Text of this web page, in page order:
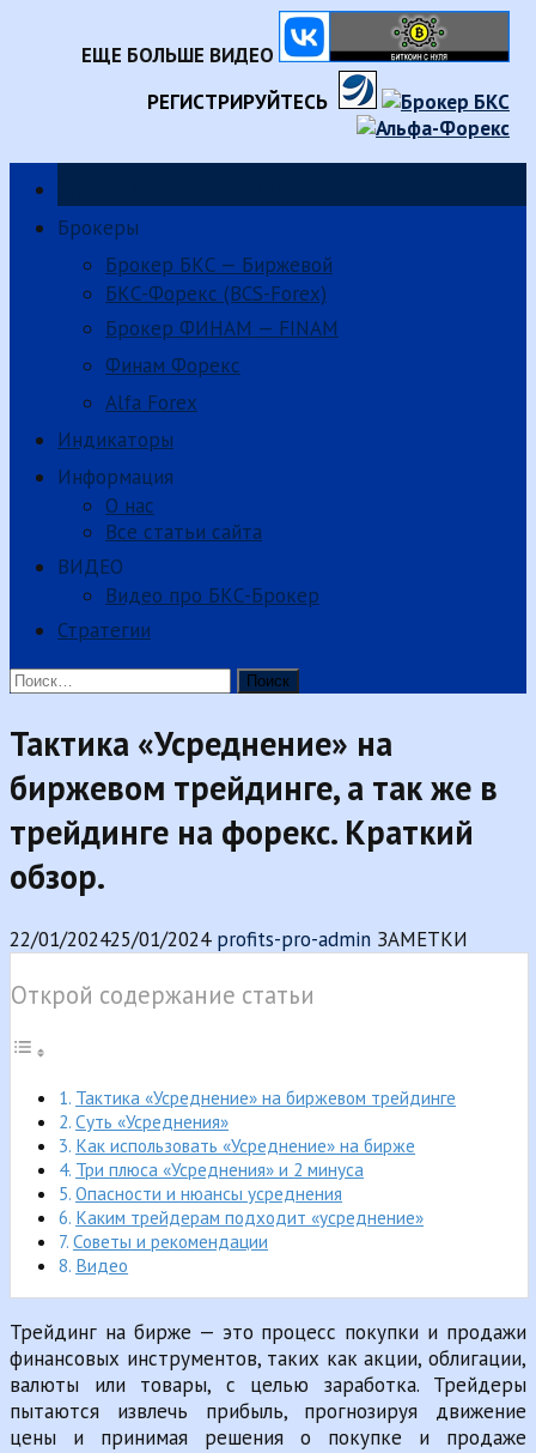
ЕЩЕ БОЛЬШЕ ВИДЕО
РЕГИСТРИРУЙТЕСЬ
Брокеры
Брокер БКС — Биржевой
БКС-Форекс (BCS-Forex)
Брокер ФИНАМ — FINAM
Финам Форекс
Alfa Forex
Индикаторы
Информация
О нас
Все статьи сайта
ВИДЕО
Видео про БКС-Брокер
Стратегии
Найти:
Тактика «Усреднение» на
биржевом трейдинге, а так же в
трейдинге на форекс. Краткий
обзор.
22/01/202425/01/2024 profits-pro-admin ЗАМЕТКИ
Открой содержание статьи
Тактика «Усреднение» на биржевом трейдинге
Суть «Усреднения»
Как использовать «Усреднение» на бирже
Три плюса «Усреднения» и 2 минуса
Опасности и нюансы усреднения
Каким трейдерам подходит «усреднение»
Советы и рекомендации
Видео
Трейдинг на бирже — это процесс покупки и продажи
финансовых инструментов, таких как акции, облигации,
валюты или товары, с целью заработка. Трейдеры
пытаются извлечь прибыль, прогнозируя движение
цены и принимая решения о покупке и продаже